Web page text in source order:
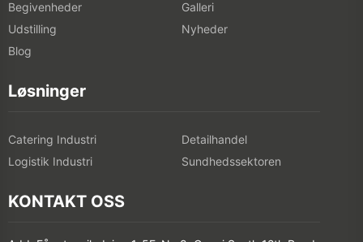
Begivenheder
Galleri
Udstilling
Nyheder
Blog
Løsninger
Catering Industri
Detailhandel
Logistik Industri
Sundhedssektoren
KONTAKT OSS